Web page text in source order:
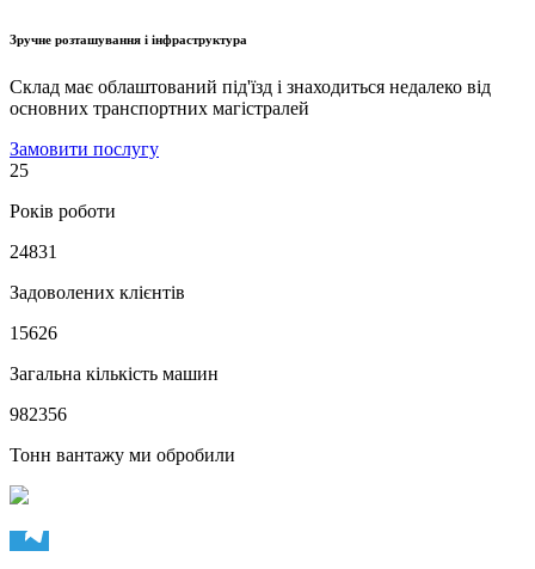
Зручне розташування і інфраструктура
Склад має облаштований під'їзд і знаходиться недалеко від
основних транспортних магістралей
Замовити послугу
25
Років роботи
24831
Задоволених клієнтів
15626
Загальна кількість машин
982356
Тонн вантажу ми обробили